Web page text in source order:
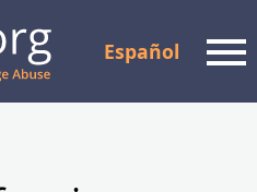
Español